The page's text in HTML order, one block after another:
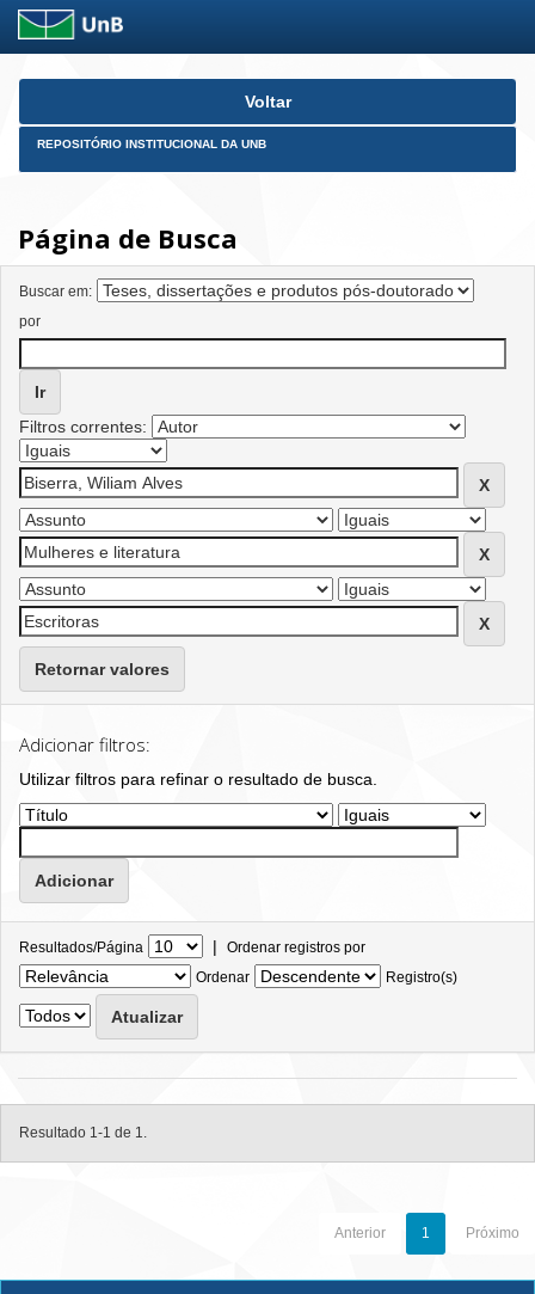
Skip
Voltar
REPOSITÓRIO INSTITUCIONAL DA UNB
Página de Busca
Buscar em:
por
Filtros correntes:
Retornar valores
Adicionar filtros:
Utilizar filtros para refinar o resultado de busca.
Resultados/Página | Ordenar registros por
Ordenar
Registro(s)
Resultado 1-1 de 1.
Anterior 1 Próximo